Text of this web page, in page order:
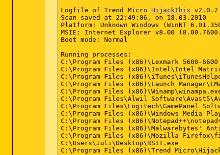
Logfile of Trend Micro HijackThis v2.0.2
Scan saved at 22:49:06, on 18.03.2010
Platform: Unknown Windows (WinNT
MSIE: Internet Explorer v8.00
Boot mode: Normal
Running processes:
C:\Program Files (x86)\Lexmark 5600-
C:\Program Files (x86)\Intel\Intel Matrix
C:\Program Files
C:\Program Files (x86)\Launch
C:\Program Files
C:\Program Files\Alwil
C:\Program Files\Logitech\GamePanel
C:\Program Files (x86)\Windows Media
C:\Program Files
C:\Program Files (x86)\Malwarebytes' Anti-
C:\Program Files (x86)\Mozilla
C:\Users\Juli\Desktop\RSIT.exe
C:\Program Files (x86)\Trend